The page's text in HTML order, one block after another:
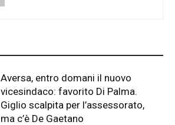
Aversa, entro domani il nuovo
vicesindaco: favorito Di Palma.
Giglio scalpita per l’assessorato,
ma c’è De Gaetano